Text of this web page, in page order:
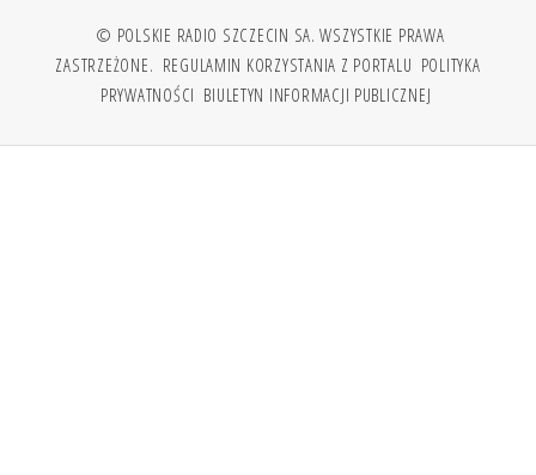
© POLSKIE RADIO SZCZECIN SA. WSZYSTKIE PRAWA
ZASTRZEŻONE. REGULAMIN KORZYSTANIA Z PORTALU POLITYKA
PRYWATNOŚCI BIULETYN INFORMACJI PUBLICZNEJ